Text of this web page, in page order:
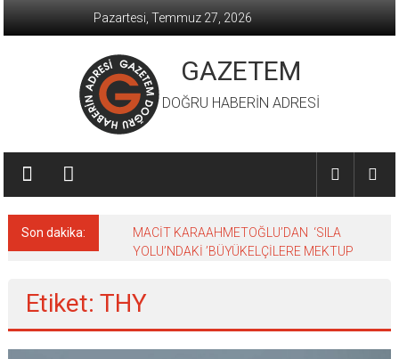
Pazartesi, Temmuz 27, 2026
GAZETEM
DOĞRU HABERİN ADRESİ
Son dakika:
MACİT KARAAHMETOĞLU’DAN ‘SILA
YOLU’NDAKİ ’BÜYÜKELÇİLERE MEKTUP
Etiket: THY